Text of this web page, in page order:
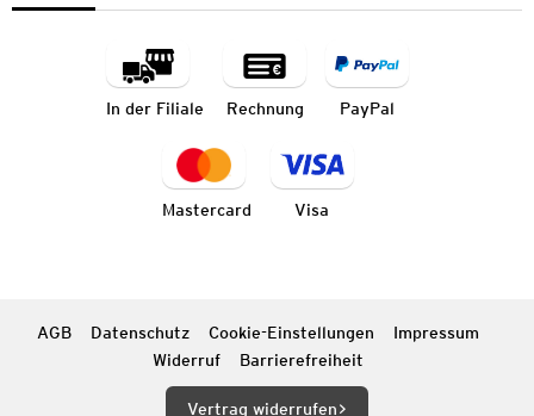
In der Filiale Rechnung PayPal
Mastercard Visa
AGB Datenschutz Cookie-Einstellungen
Impressum
Widerruf
Barrierefreiheit
Vertrag widerrufen